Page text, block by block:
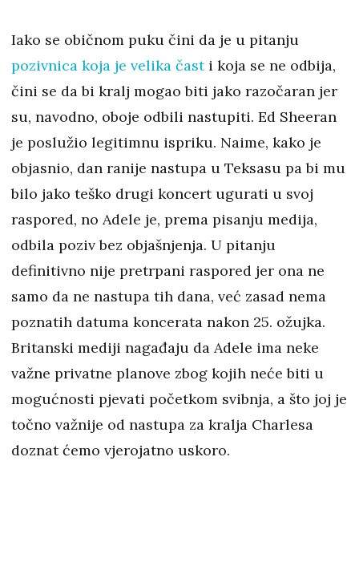
Iako se običnom puku čini da je u pitanju
pozivnica koja je velika časti koja se ne odbija,
čini se da bi kralj mogao biti jako razočaran jer
su, navodno, oboje odbili nastupiti. Ed Sheeran
je poslužio legitimnu ispriku. Naime, kako je
objasnio, dan ranije nastupa u Teksasu pa bi mu
bilo jako teško drugi koncert ugurati u svoj
raspored, no Adele je, prema pisanju medija,
odbila poziv bez objašnjenja. U pitanju
definitivno nije pretrpani raspored jer ona ne
samo da ne nastupa tih dana, već zasad nema
poznatih datuma koncerata nakon 25. ožujka.
Britanski mediji nagađaju da Adele ima neke
važne privatne planove zbog kojih neće biti u
mogućnosti pjevati početkom svibnja, a što joj je
točno važnije od nastupa za kralja Charlesa
doznat ćemo vjerojatno uskoro.